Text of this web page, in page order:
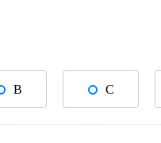
B C